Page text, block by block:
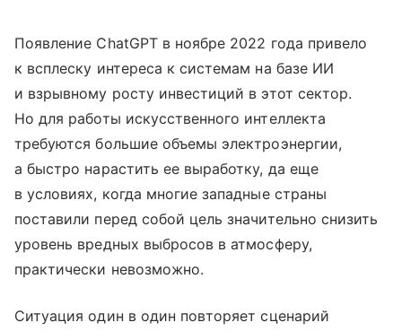
Появление ChatGPT в ноябре 2022 года привело
к всплеску интереса к системам на базе ИИ
и взрывному росту инвестиций в этот сектор.
Но для работы искусственного интеллекта
требуются большие объемы электроэнергии,
а быстро нарастить ее выработку, да еще
в условиях, когда многие западные страны
поставили перед собой цель значительно снизить
уровень вредных выбросов в атмосферу,
практически невозможно.
Ситуация один в один повторяет сценарий